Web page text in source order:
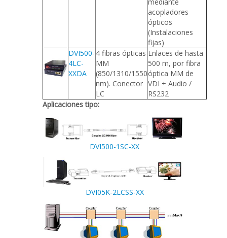
acopladores
ópticos
(Instalaciones
fijas)
DVI500-
4LC-
XXDA
4 fibras ópticas
MM
(850/1310/1550
nm). Conector
LC
Enlaces de hasta
500 m, por fibra
óptica MM de
VDI + Audio /
RS232
Aplicaciones tipo:
DVI500-1SC-XX
DVI05K-2LCSS-XX